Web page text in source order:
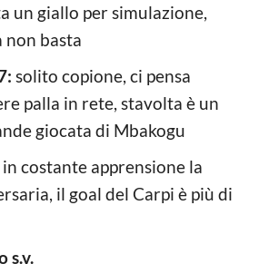
un giallo per simulazione,
non basta
solito copione, ci pensa
palla in rete, stavolta è un
giocata di Mbakogu
costante apprensione la
il goal del Carpi è più di
s.v.